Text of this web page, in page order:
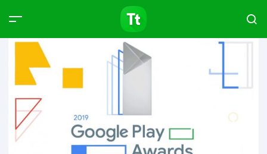
Products Articles
Type to start searching…